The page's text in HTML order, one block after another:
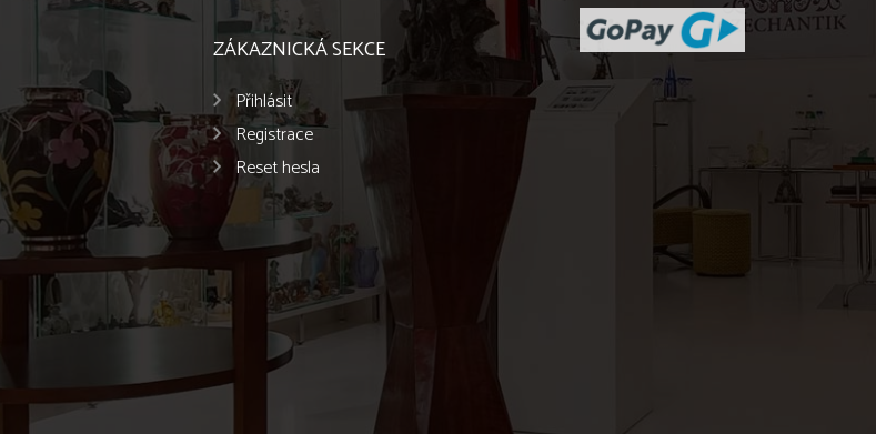
ZÁKAZNICKÁ SEKCE
Přihlásit
Registrace
Reset hesla